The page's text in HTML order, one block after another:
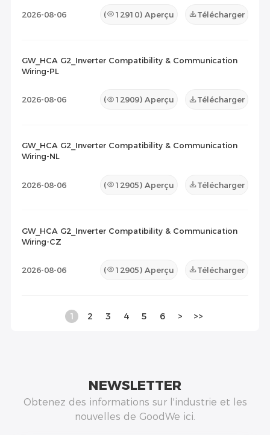
2026-08-06 ( 12910) Aperçu Télécharger
GW_HCA G2_Inverter Compatibility & Communication
Wiring-PL
2026-08-06 ( 12909) Aperçu Télécharger
GW_HCA G2_Inverter Compatibility & Communication
Wiring-NL
2026-08-06 ( 12905) Aperçu Télécharger
GW_HCA G2_Inverter Compatibility & Communication
Wiring-CZ
2026-08-06 ( 12905) Aperçu Télécharger
1 2 3 4 5 6 > >>
NEWSLETTER
Obtenez des informations sur l'industrie et les
nouvelles de GoodWe ici.